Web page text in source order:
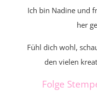
Ich bin Nadine und
her
Fühl dich wohl,
den vielen
Folge